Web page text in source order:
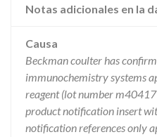
Notas adicionales en la
Causa
Beckman coulter has
immunochemistry systems
reagent (lot number
product notification insert
notification references only